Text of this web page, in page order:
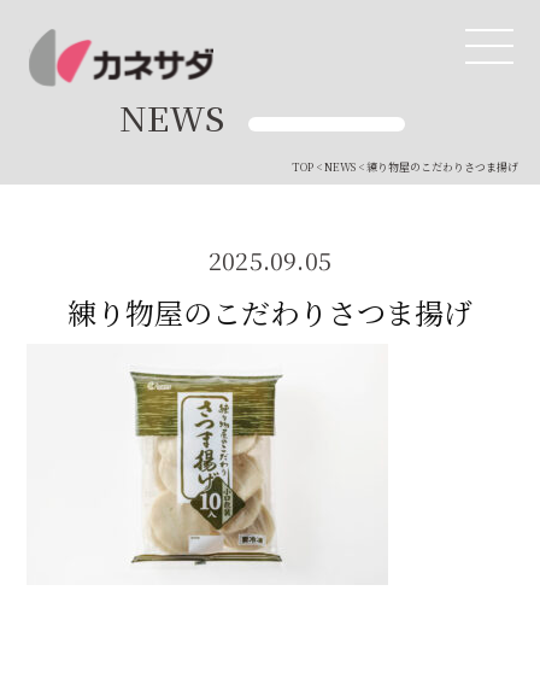
TOP
生産体制
美味しい安心
商品・開発
品質管理
直営店
かね貞の歴史
NEWS
TOP<NEWS< 練り物屋のこだわりさつま揚げ
2025.09.05
練り物屋のこだわりさつま揚げ